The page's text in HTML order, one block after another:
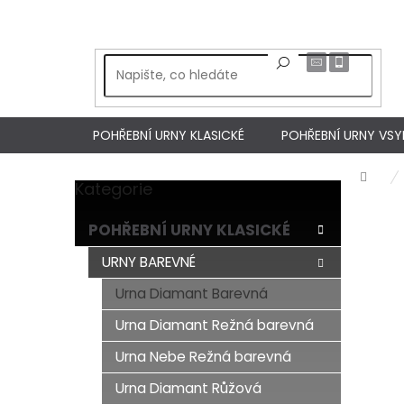
POHŘEBNÍ URNY KLASICKÉ POHŘEBNÍ URNY
Domů
P
s
Přeskočit
kategorie
Kategorie
POHŘEBNÍ URNY KLASICKÉ
URNY BAREVNÉ
Urna Diamant Barevná
Urna Diamant Režná barevná
Urna Nebe Režná barevná
Urna Diamant Růžová